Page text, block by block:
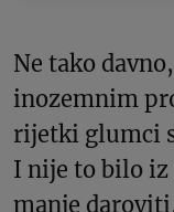
Ne tako
inozemnim
rijetki glumci
I nije to bilo iz
manje